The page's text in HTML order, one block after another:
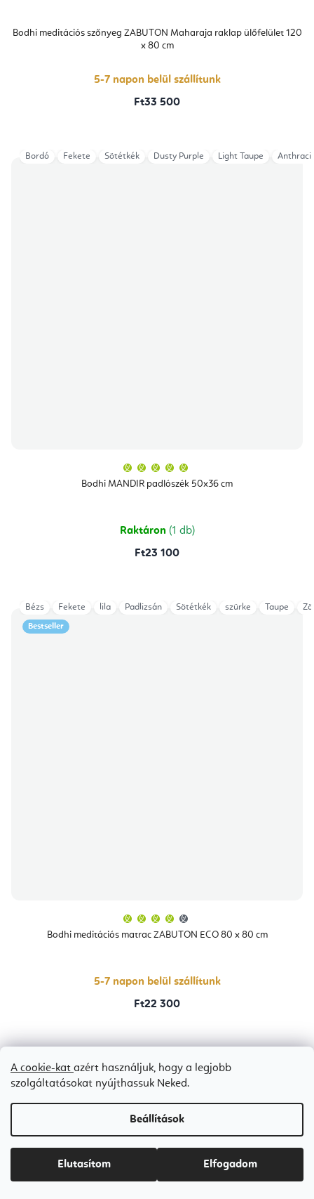
A cookie-kat azért használjuk, hogy a legjobb
szolgáltatásokat nyújthassuk Neked.
Beállítások
Elutasítom Elfogadom
Bodhi meditációs szőnyeg ZABUTON Maharaja raklap ülőfelület 120
x 80 cm
5-7 napon belül szállítunk
Ft33 500
Bodhi MANDIR padlószék 50x36 cm
átlagos
értékelése
csillag.
Raktáron (1 db)
Ft23 100
Bordó Fekete Sötétkék Dusty Purple Light Taupe
Bestseller
Bodhi meditációs matrac ZABUTON ECO 80 x 80 cm
átlagos
értékelése
csillag.
5-7 napon belül szállítunk
Ft22 300
Bézs Fekete lila Padlizsán Sötétkék szürke Taupe